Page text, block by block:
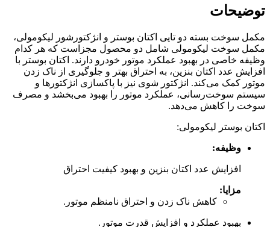
توضیحات
مکمل سوخت بسته دو تایی اکتان بوستر و انژکتورشور لیکومولی،
مکمل سوخت لیکومولی شامل دو محصول مجزاست که هر کدام
وظیفه خاصی در بهبود عملکرد موتور خودرو دارند. اکتان بوستر با
افزایش عدد اکتان بنزین، به احتراق بهتر و جلوگیری از ناک زدن
موتور کمک می‌کند. انژکتور شوی نیز با پاکسازی انژکتورها و
سیستم سوخت‌رسانی، عملکرد موتور را بهبود می‌بخشد و مصرف
سوخت را کاهش می‌دهد.
اکتان بوستر لیکومولی:
وظیفه:
افزایش عدد اکتان بنزین و بهبود کیفیت احتراق
مزایا:
کاهش ناک زدن و احتراق نامنظم موتور.
بهبود عملکرد و افزایش قدرت موتور.